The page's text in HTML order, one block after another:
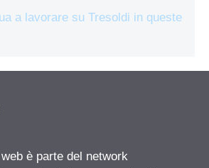
a lavorare su Tresoldi in queste
web è parte del network